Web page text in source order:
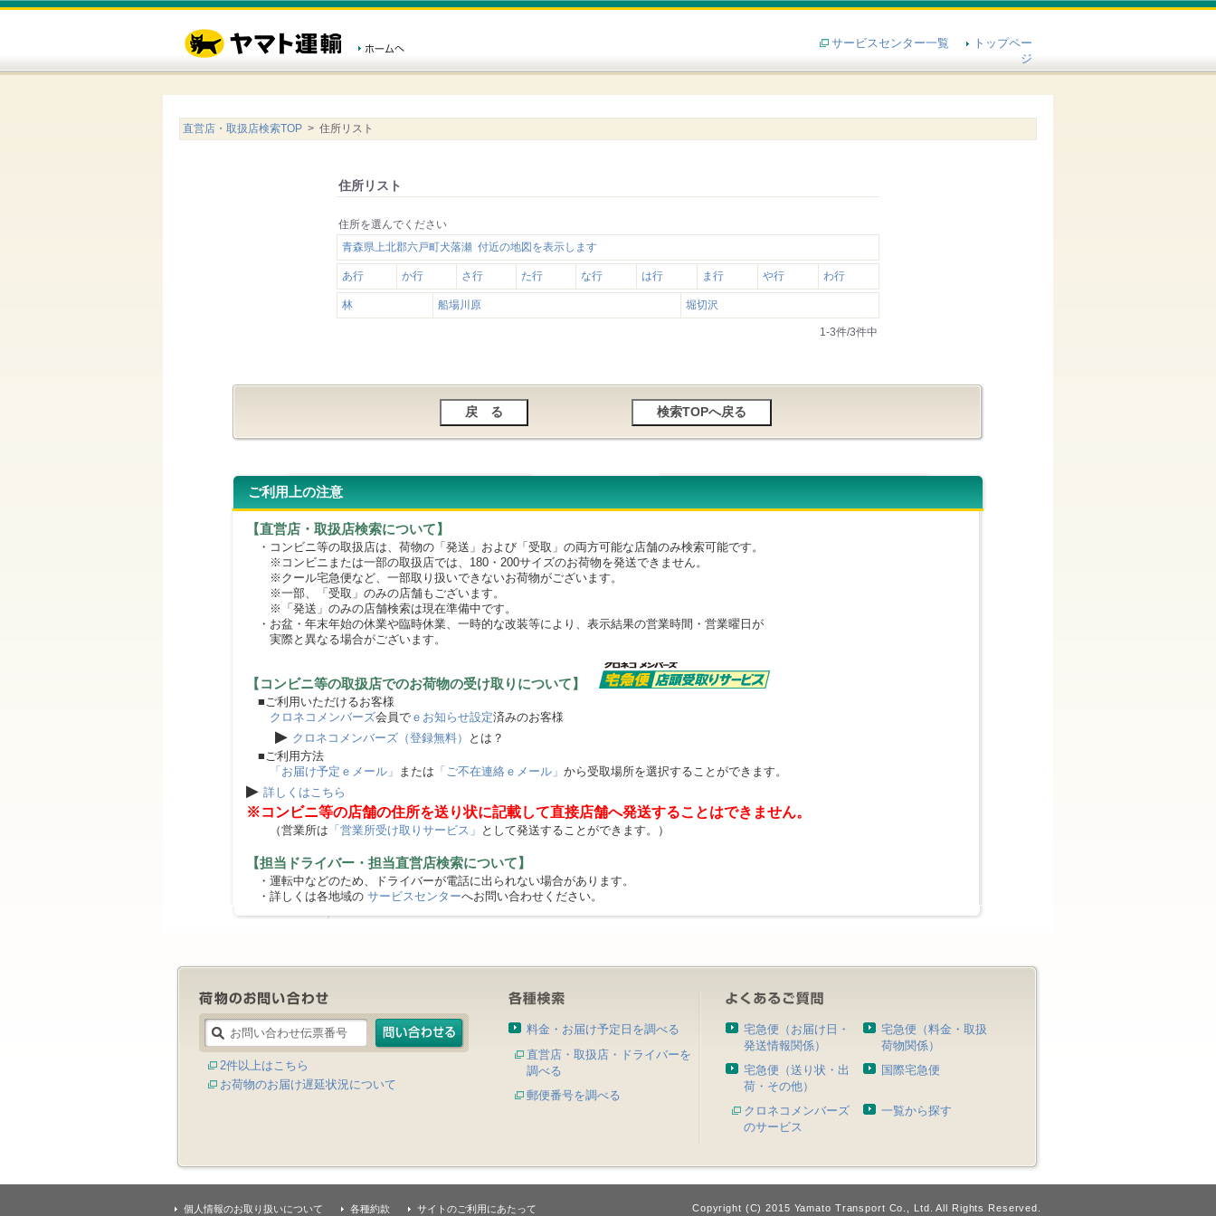
サービスセンター一覧
トップペー
ジ
直営店・取扱店検索TOP > 住所リスト
住所リスト
住所を選んでください
青森県上北郡六戸町犬落瀬 付近の地図を表示します
あ行 か行 さ行 た行 な行 は行 ま行 や行 わ行
林 船場川原 堀切沢
1-3件/3件中
ご利用上の注意
【直営店・取扱店検索について】
・コンビニ等の取扱店は、荷物の「発送」および「受取」の両方可能な店舗のみ検索可能です。
※コンビニまたは一部の取扱店では、180・200サイズのお荷物を発送できません。
※クール宅急便など、一部取り扱いできないお荷物がございます。
※一部、「受取」のみの店舗もございます。
※「発送」のみの店舗検索は現在準備中です。
・お盆・年末年始の休業や臨時休業、一時的な改装等により、表示結果の営業時間・営業曜日が
実際と異なる場合がございます。
【コンビニ等の取扱店でのお荷物の受け取りについて】
■ご利用いただけるお客様
クロネコメンバーズ会員で ｅお知らせ設定済みのお客様
▶ クロネコメンバーズ（登録無料）
とは？
■ご利用方法
「お届け予定ｅメール」 または 「ご不在連絡ｅメール」 から受取場所を選択することができます。
▶ 詳しくはこちら
※コンビニ等の店舗の住所を送り状に記載して直接店舗へ発送することはできません。
（営業所は 「営業所受け取りサービス」 として発送することができます。）
【担当ドライバー・担当直営店検索について】
・運転中などのため、ドライバーが電話に出られない場合があります。
・詳しくは各地域の サービスセンターへお問い合わせください。
2件以上はこちら
お荷物のお届け遅延状況について
料金・お届け予定日を調べる
直営店・取扱店・ドライバーを
調べる
郵便番号を調べる
宅急便（お届け日・
発送情報関係）
宅急便（料金・取扱
荷物関係）
宅急便（送り状・出
荷・その他）
国際宅急便
クロネコメンバーズ
のサービス
一覧から探す
個人情報のお取り扱いについて 各種約款 サイトのご利用にあたって Copyright (C) 2015 Yamato Transport Co., Ltd. All Rights Reserved.